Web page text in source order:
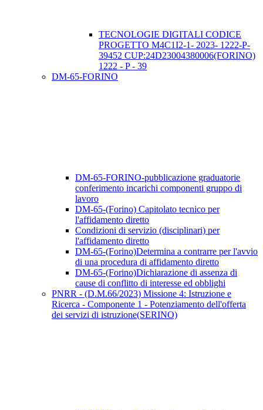
TECNOLOGIE DIGITALI CODICE
PROGETTO M4C1I2-1- 2023- 1222-P-
39452 CUP:24D23004380006(FORINO)
1222 - P - 39
DM-65-FORINO
DM-65-FORINO-pubblicazione graduatorie
conferimento incarichi componenti gruppo di
lavoro
DM-65-(Forino) Capitolato tecnico per
l'affidamento diretto
Condizioni di servizio (disciplinari) per
l'affidamento diretto
DM-65-(Forino)Determina a contrarre per l'avvio
di una procedura di affidamento diretto
DM-65-(Forino)Dichiarazione di assenza di
cause di conflitto di interesse ed obblighi
PNRR - (D.M.66/2023) Missione 4: Istruzione e
Ricerca - Componente 1 - Potenziamento dell'offerta
dei servizi di istruzione(SERINO)